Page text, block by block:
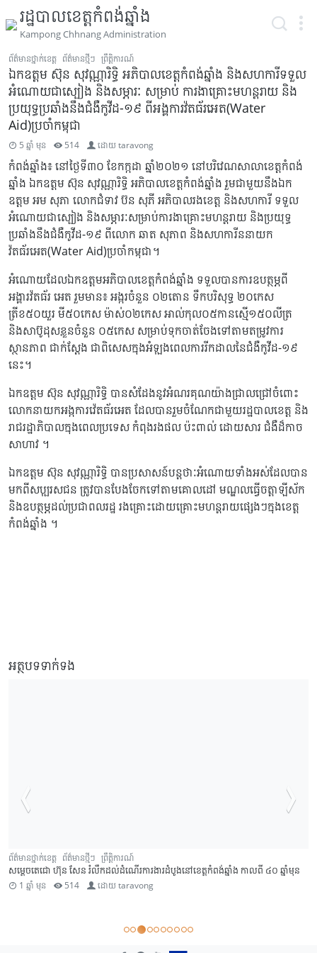
រដ្ឋបាលខេត្តកំពង់ឆ្នាំង
Kampong Chhnang Administration
ព័ត៌មានថ្នាក់ខេត្ត ព័ត៌មានថ្មីៗ ព្រឹត្តិការណ៍
ឯកឧត្តម ស៊ុន សុវណ្ណារិទ្ធិ អភិបាលខេត្តកំពង់ឆ្នាំង និងសហការីទទួល
អំណោយជាស្បៀង និងសម្ភារៈ សម្រាប់ ការងាគ្រោះមហន្តរាយ និង
ប្រយុទ្ធប្រឆាំងនឹងជំងឺកូវីដ-១៩ ពីអង្គការវ៉តធ័រអេត(Water
Aid)ប្រចាំកម្ពុជា
5 ឆ្នាំ មុន 514 ដោយtaravong
កំពង់ឆ្នាំង៖ នៅថ្ងៃទី៣០ ខែកក្កដា ឆ្នាំ២០២១ នៅបរិវេណសាលាខេត្តកំពង់
ឆ្នាំង ឯកឧត្តម ស៊ុន សុវណ្ណារិទ្ធិ អភិបាលខេត្តកំពង់ឆ្នាំង រួមជាមួយនឹងឯក
ឧត្តម អម សុភា លោកជំទាវ ប៊ន សុភី អភិបាលរងខេត្ត និងសហការី ទទួល
អំណោយជាស្បៀង និងសម្ភារៈសម្រាប់ការងាគ្រោះមហន្តរាយ និងប្រយុទ្ធ
ប្រឆាំងនឹងជំងឺកូវីដ-១៩ ពីលោក ឆាត សុភាព និងសហការីននាយក
វ៉តធ័រអេត(Water Aid)ប្រចាំកម្ពុជា។
អំណោយដែលឯកឧត្តមអភិបាលខេត្តកំពង់ឆ្នាំង ទទួលបានការឧបត្ថម្ភពី
អង្គារវ៉តធ័រ អេត រួមមាន៖ អង្ករចំនួន ០២តោន ទឹកបរិសុទ្ធ ២០កេស
ត្រីខ៥០យួរ មី៥០កេស ម៉ាស់០២កេស អាល់កុល០៥កានស្មើ១៥០លីត្រ
និងសាប៊ូដុសខ្លួនចំនួន ០៥កេស សម្រាប់ទុកចាត់ចែងទៅតាមតម្រូវការ
ស្ថានភាព ជាក់ស្ដែង ជាពិសេសក្នុងអំឡុងពេលការរីកដាលនៃជំងឺកូវីដ-១៩
នេះ។
ឯកឧត្តម ស៊ុន សុវណ្ណារិទ្ធិ បានសំដែងនូវអំណរគុណយ៉ាងជ្រាលជ្រៅចំពោះ
លោកនាយកអង្កការវ៉េតធ័រអេត ដែលបានរួមចំណែកជាមួយរដ្ឋបាលខេត្ដ និង
រាជរដ្ឋាភិបាលក្នុងពេលប្រទេស កំពុងរងផល ប៉ះពាល់ ដោយសារ ជំងឺដ៏កាច
សាហាវ ។
ឯកឧត្តម ស៊ុន សុវណ្ណារិទ្ធិ បានប្រសាសន៍បន្តថាៈអំណោយទាំងអស់ដែលបាន
មកពីសប្បុរសជន ត្រូវបានបែងចែកទៅតាមគោលដៅ មណ្ឌលធ្វើចត្តាឡីស័ក
និងឧបត្ថម្ភដល់ប្រជាពលរដ្ឋ រងគ្រោះដោយគ្រោះមហន្តរាយផ្សេងៗក្នុងខេត្ត
កំពង់ឆ្នាំង ។
អត្ថបទទាក់ទង
ព័ត៌មានថ្នាក់ខេត្ត ព័ត៌មានថ្មីៗ ព្រឹត្តិការណ៍
សម្តេចតេជោ ហ៊ុន សែន រំលឹកដល់ដំណើរការងារដំបូងនៅខេត្តកំពង់ឆ្នាំង កាលពី ៤០ ឆ្នាំមុន
1 ឆ្នាំ មុន 514 ដោយtaravong